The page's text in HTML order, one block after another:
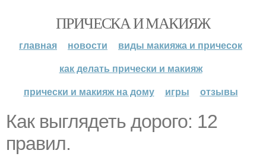
ПРИЧЕСКА И МАКИЯЖ
главная новости
виды макияжа и причесок
как делать прически и макияж
прически и макияж на дому
игры отзывы
Как выглядеть дорого: 12
правил.